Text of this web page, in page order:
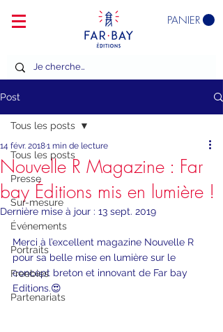
PANIER
Post
Tous les posts
Presse
Sur-mesure
Événements
Portraits
Freebies
Partenariats
Tous les posts
Nouvelle R Magazine : Far
bay Éditions mis en lumière !
14 févr. 20181 min de lecture
Dernière mise à jour : 13 sept. 2019
Merci à l’excellent magazine Nouvelle R
pour sa belle mise en lumière sur le
concept breton et innovant de Far bay
Editions.😍